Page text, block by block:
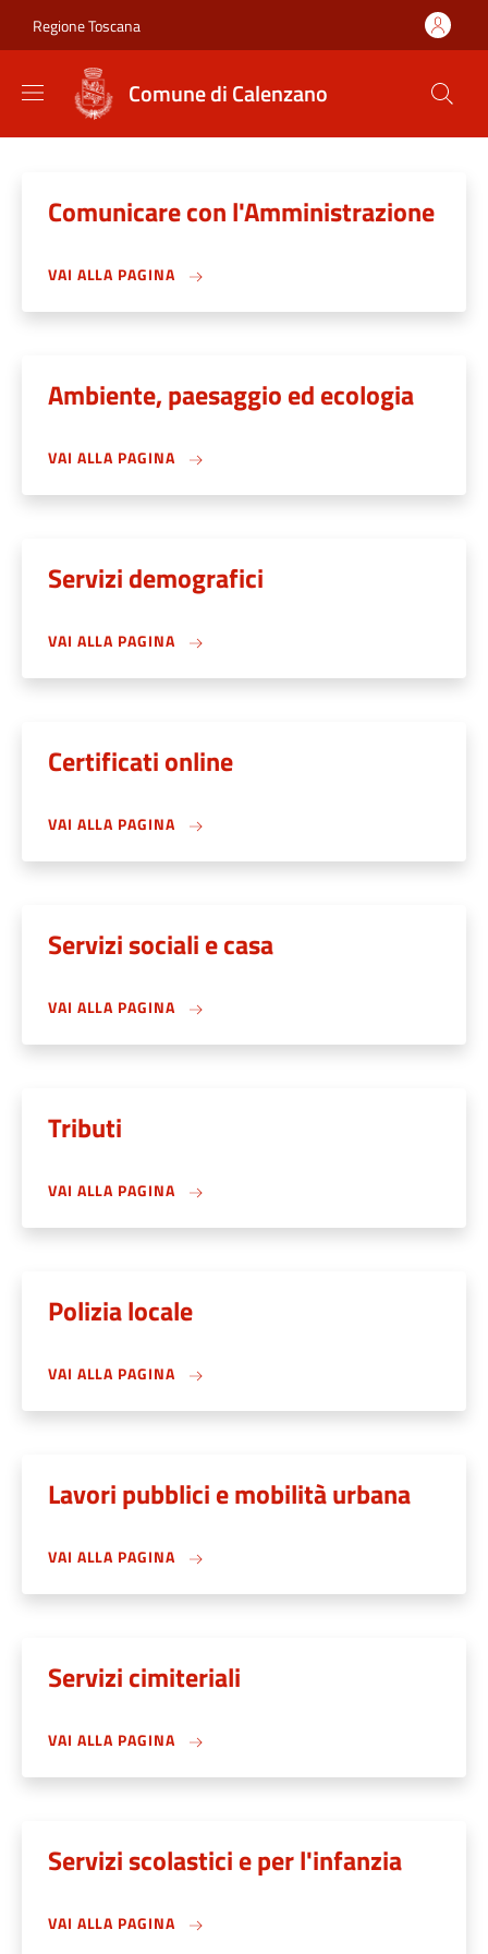
Regione Toscana
Comune di Calenzano
Comunicare con l'Amministrazione
VAI ALLA PAGINA
Ambiente, paesaggio ed ecologia
VAI ALLA PAGINA
Servizi demografici
VAI ALLA PAGINA
Certificati online
VAI ALLA PAGINA
Servizi sociali e casa
VAI ALLA PAGINA
Tributi
VAI ALLA PAGINA
Polizia locale
VAI ALLA PAGINA
Lavori pubblici e mobilità urbana
VAI ALLA PAGINA
Servizi cimiteriali
VAI ALLA PAGINA
Servizi scolastici e per l'infanzia
VAI ALLA PAGINA